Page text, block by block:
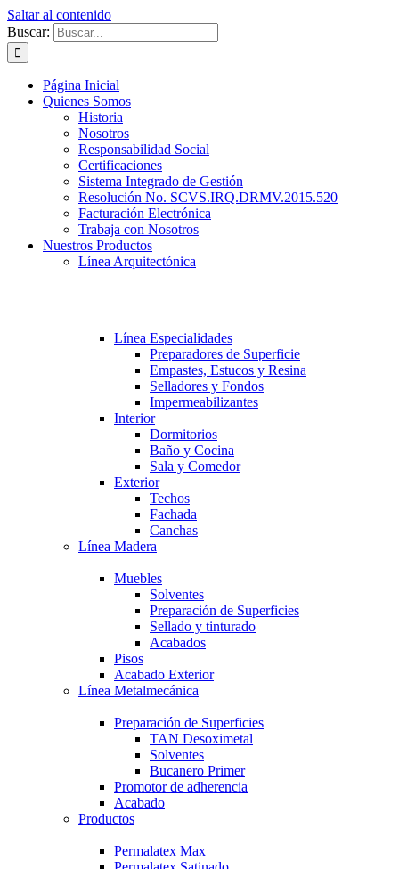
Saltar al contenido
Buscar:
Página Inicial
Quienes Somos
Historia
Nosotros
Responsabilidad Social
Certificaciones
Sistema Integrado de Gestión
Resolución No. SCVS.IRQ.DRMV.2015.520
Facturación Electrónica
Trabaja con Nosotros
Nuestros Productos
Línea Arquitectónica
Línea Especialidades
Preparadores de Superficie
Empastes, Estucos y Resina
Selladores y Fondos
Impermeabilizantes
Interior
Dormitorios
Baño y Cocina
Sala y Comedor
Exterior
Techos
Fachada
Canchas
Línea Madera
Muebles
Solventes
Preparación de Superficies
Sellado y tinturado
Acabados
Pisos
Acabado Exterior
Línea Metalmecánica
Preparación de Superficies
TAN Desoximetal
Solventes
Bucanero Primer
Promotor de adherencia
Acabado
Productos
Permalatex Max